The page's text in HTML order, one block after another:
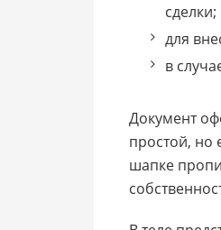
сделки;
для
в
Документ
простой, но
шапке